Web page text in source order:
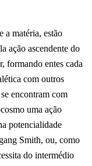
a matéria, estão
ação ascendente do
formando entes cada
com outros
encontram com
uma ação
potencialidade
Smith, ou, como
do intermédio